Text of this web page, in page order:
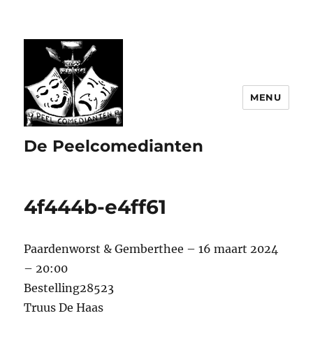
De Peelcomedianten
MENU
4f444b-e4ff61
Paardenworst & Gemberthee – 16 maart 2024
– 20:00
Bestelling28523
Truus De Haas